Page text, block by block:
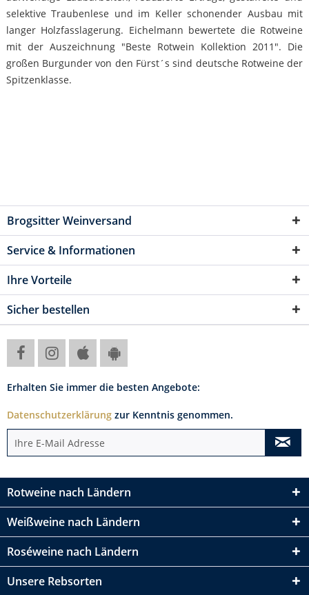
selektive Traubenlese und im Keller schonender Ausbau mit
langer Holzfasslagerung. Eichelmann bewertete die Rotweine
mit der Auszeichnung "Beste Rotwein Kollektion 2011". Die
großen Burgunder von den Fürst´s sind deutsche Rotweine der
Spitzenklasse.
Brogsitter Weinversand
Service & Informationen
Ihre Vorteile
Sicher bestellen
Erhalten Sie immer die besten Angebote:
Datenschutzerklärung zur Kenntnis genommen.
Rotweine nach Ländern
Weißweine nach Ländern
Roséweine nach Ländern
Unsere Rebsorten